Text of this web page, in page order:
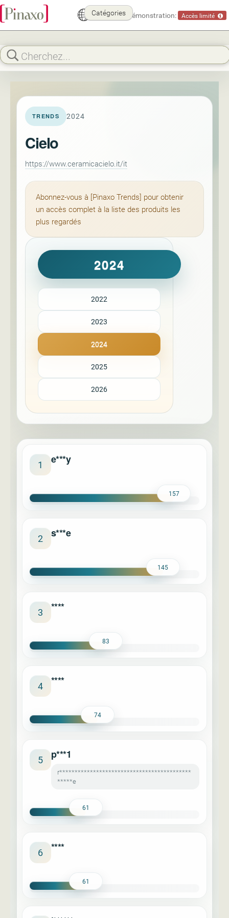
Mode démonstration: Accès limité
Catégories
TRENDS 2024
Cielo
https://www.ceramicacielo.it/it
Abonnez-vous à [Pinaxo Trends] pour obtenir
un accès complet à la liste des produits les
plus regardés
2024
2022
2023
2024
2025
2026
1 e***y
157
2 s***e
145
3 ****
83
4 ****
74
5 p***1
r*******************************************
*****e
61
6 ****
61